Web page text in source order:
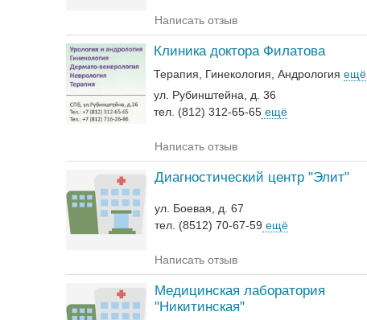
Написать отзыв
Клиника доктора Филатова
Терапия Гинекология Андрология‎ ещё
ул. Рубинштейна, д. 36
тел. (812) 312-65-65 ещё
Написать отзыв
Диагностический центр "Элит"
ул. Боевая, д. 67
тел. (8512) 70-67-59 ещё
Написать отзыв
Медицинская лаборатория
"Никитинская"